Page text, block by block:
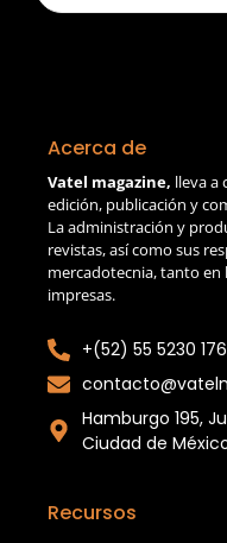
Acerca de
Vatel magazine, lleva a
edición, publicación y
La administración y
revistas, así como sus
mercadotecnia, tanto en
impresas.
+(52) 55 5230
Hamburgo 195,
Ciudad de
Recursos